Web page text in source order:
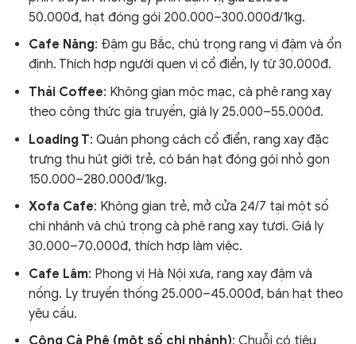
50.000đ, hạt đóng gói 200.000–300.000đ/1kg.
Cafe Năng: Đậm gu Bắc, chú trọng rang vị đậm và ổn
định. Thích hợp người quen vị cổ điển, ly từ 30.000đ.
Thái Coffee: Không gian mộc mạc, cà phê rang xay
theo công thức gia truyền, giá ly 25.000–55.000đ.
Loading T: Quán phong cách cổ điển, rang xay đặc
trưng thu hút giới trẻ, có bán hạt đóng gói nhỏ gọn
150.000–280.000đ/1kg.
Xofa Cafe: Không gian trẻ, mở cửa 24/7 tại một số
chi nhánh và chú trọng cà phê rang xay tươi. Giá ly
30.000–70.000đ, thích hợp làm việc.
Cafe Lâm: Phong vị Hà Nội xưa, rang xay đậm và
nồng. Ly truyền thống 25.000–45.000đ, bán hạt theo
yêu cầu.